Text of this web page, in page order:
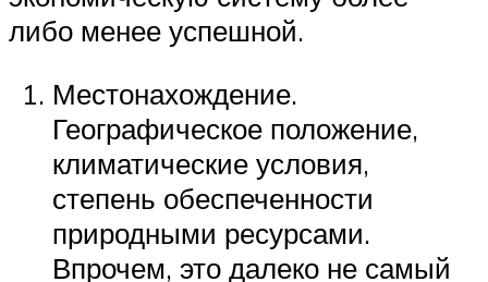
либо менее успешной.
Местонахождение.
Географическое положение,
климатические условия,
степень обеспеченности
природными ресурсами.
Впрочем, это далеко не самый